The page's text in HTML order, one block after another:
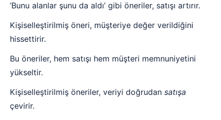
‘Bunu alanlar şunu da aldı’ gibi öneriler, satışı artırır.
Kişiselleştirilmiş öneri, müşteriye değer verildiğini
hissettirir.
Bu öneriler, hem satışı hem müşteri memnuniyetini
yükseltir.
Kişiselleştirilmiş öneriler, veriyi doğrudan satışa
çevirir.